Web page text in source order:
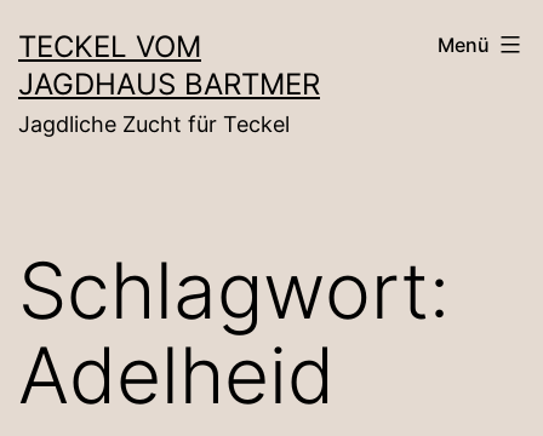
Inhalt
springen
TECKEL VOM
JAGDHAUS BARTMER
Jagdliche Zucht für Teckel
Menü
Schlagwort:
Adelheid